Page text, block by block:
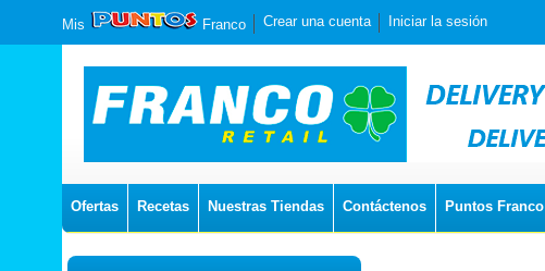
Mis Franco Crear una cuenta Iniciar la sesión
Ofertas Recetas Nuestras Tiendas Contáctenos Puntos Franco